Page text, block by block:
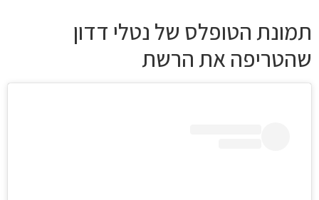
תמונת הטופלס של נטלי דדון
שהטריפה את הרשת